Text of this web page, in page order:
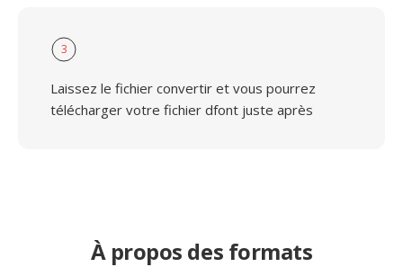
3
Laissez le fichier convertir et vous pourrez
télécharger votre fichier dfont juste après
À propos des formats